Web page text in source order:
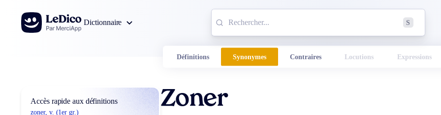
Aller au contenu
Dictionnaire
S
Définitions Synonymes Contraires Locutions Expressions
Accès rapide aux définitions
zoner, v. (1er gr.)
Zoner